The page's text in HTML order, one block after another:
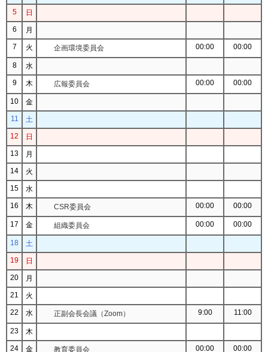
5
日
6
月
7
火 企画環境委員会 00:00 00:00
8
水
9
木 広報委員会 00:00 00:00
10
金
11
土
12
日
13
月
14
火
15
水
16
木 CSR委員会 00:00 00:00
17 金 組織委員会 00:00 00:00
18
土
19
日
20
月
21
火
22
水 正副会長会議（Zoom） 9:00 11:00
23
木
24
金 教育委員会 00:00 00:00